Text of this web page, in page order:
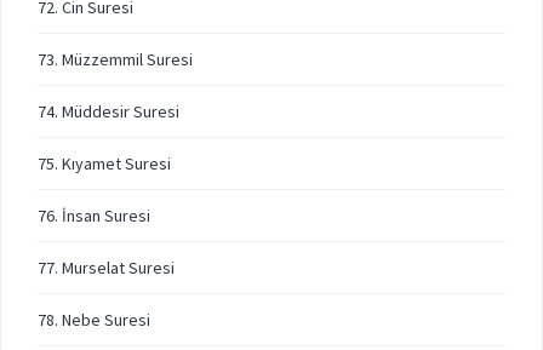
72. Cin Suresi
73. Müzzemmil Suresi
74. Müddesir Suresi
75. Kıyamet Suresi
76. İnsan Suresi
77. Murselat Suresi
78. Nebe Suresi